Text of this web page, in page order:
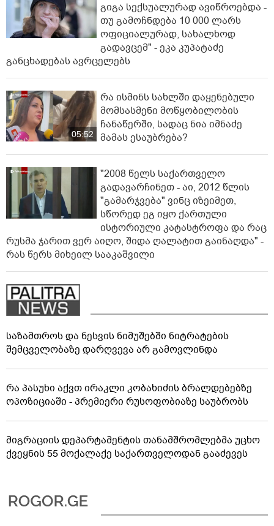
გიგა სექსუალურად ავიწროებდა -
თუ გამოჩნდება 10 000 ლარს
ოფიციალურად, სახალხოდ
გადავცემ" - ეკა კუპატაძე
განცხადებას ავრცელებს
05:52
რა ისმინს სახლში დაყენებული
მომსასმენი მოწყობილობის
ჩანაწერში, სადაც ნია იმნაძე
მამას ესაუბრება?
"2008 წელს საქართველო
გადავარჩინეთ - აი, 2012 წლის
"გამარჯვება" ვინც იზეიმეთ,
სწორედ ეგ იყო ქართული
ისტორიული კატასტროფა და რაც
რუსმა ჯარით ვერ აიღო, შიდა ღალატით გაინაღდა" -
რას წერს მიხეილ სააკაშვილი
საზამთროს და ნესვის ნიმუშებში ნიტრატების
შემცველობაზე დარღვევა არ გამოვლინდა
რა პასუხი აქვთ ირაკლი კობახიძის ბრალდებებზე
ოპოზიციაში - პრემიერი რუსოფობიაზე საუბრობს
მიგრაციის დეპარტამენტის თანამშრომლებმა უცხო
ქვეყნის 55 მოქალაქე საქართველოდან გააძევეს